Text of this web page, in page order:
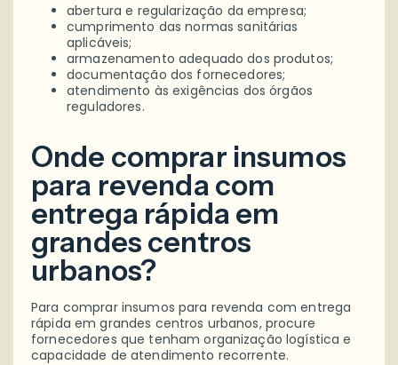
abertura e regularização da empresa;
cumprimento das normas sanitárias
aplicáveis;
armazenamento adequado dos produtos;
documentação dos fornecedores;
atendimento às exigências dos órgãos
reguladores.
Onde comprar insumos
para revenda com
entrega rápida em
grandes centros
urbanos?
Para comprar insumos para revenda com entrega
rápida em grandes centros urbanos, procure
fornecedores que tenham organização logística e
capacidade de atendimento recorrente.